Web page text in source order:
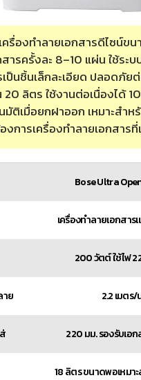
เครื่องทำลายเอกสารดีไซน์ข
ารครั้งละ 8–10 แผ่น ใช้ระ
เป็นชิ้นเล็กละเอียด ปลอดภัย
ลิตร ใช้งานต่อเนื่องได้
มัติเมื่อยกฝาออก เหมาะสำ
การเครื่องทำลายเอกสารที่
Bose Ultra
เครื่องทำลายเอกสา
200 วัตต์ ใช้ไฟ
าย 2.2 เมตร/
220 มม. รองรับเอ
18 ลิตร ขนาดพอเหมา